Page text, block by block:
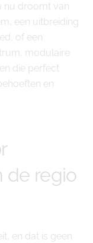
nu droomt van
een uitbreiding
of een
modulaire
die perfect
en
de regio
en dat is geen